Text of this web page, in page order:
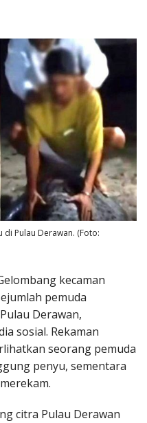
Pulau Derawan. (Foto:
kecaman
pemuda
Derawan,
sosial. Rekaman
seorang pemuda
penyu, sementara
citra Pulau Derawan